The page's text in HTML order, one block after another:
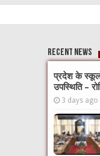
Recent News
प्रदेश के
उपस्थिति –
3 days ago